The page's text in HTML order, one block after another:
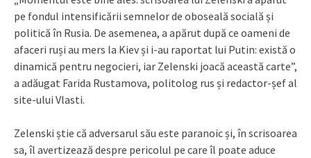
pe fondul intensificării semnelor de oboseală socială și
politică în Rusia. De asemenea, a apărut după ce oameni de
afaceri ruși au mers la Kiev și i-au raportat lui Putin: există o
dinamică pentru negocieri, iar Zelenski joacă această carte”,
a adăugat Farida Rustamova, politolog rus și redactor-șef al
site-ului Vlasti.
Zelenski știe că adversarul său este paranoic și, în scrisoarea
sa, îl avertizează despre pericolul pe care îl poate aduce